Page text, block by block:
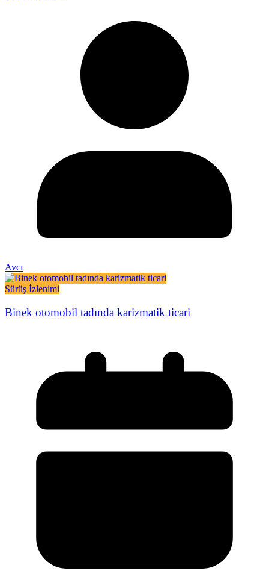
Avcı
Sürüş İzlenimi
Binek otomobil tadında karizmatik ticari